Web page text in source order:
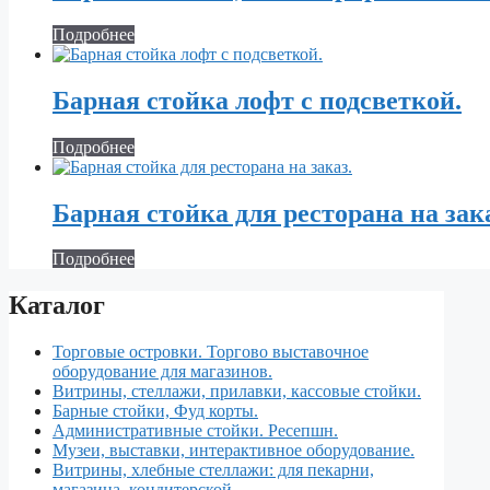
Подробнее
Барная стойка лофт с подсветкой.
Подробнее
Барная стойка для ресторана на
Подробнее
Каталог
Торговые островки. Торгово выставочное
оборудование для магазинов.
Витрины, стеллажи, прилавки, кассовые стойки.
Барные стойки, Фуд корты.
Aдминистративные стойки. Ресепшн.
Музеи, выставки, интерактивное оборудование.
Витрины, хлебные стеллажи: для пекарни,